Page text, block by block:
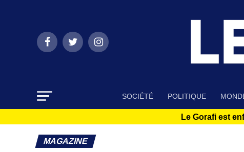
SOCIÉTÉ POLITIQUE
Le Gorafi est
MAGAZINE